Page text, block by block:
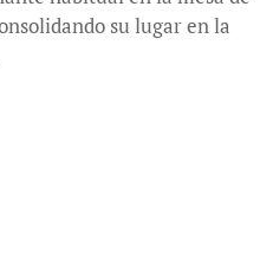
su lugar en la